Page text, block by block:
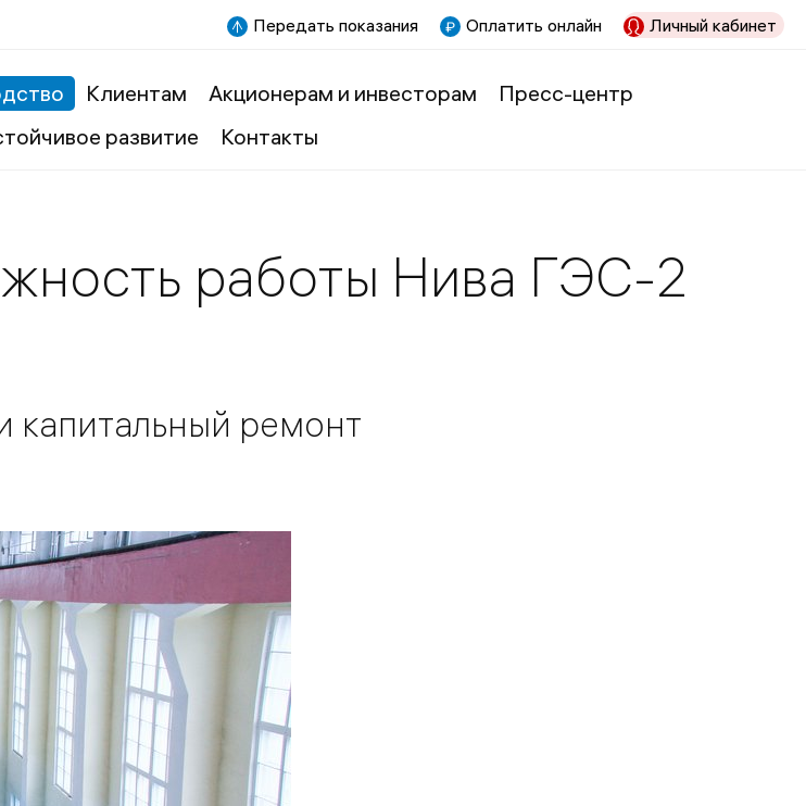
Передать показания Оплатить онлайн Личный кабинет
Клиентам Акционерам и инвесторам
Пресс-центр
развитие Контакты
работы Нива ГЭС-2
капитальный ремонт